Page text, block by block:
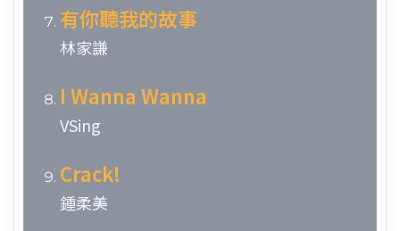
有你聽我的故事
林家謙
I Wanna Wanna
VSing
Crack!
鍾柔美